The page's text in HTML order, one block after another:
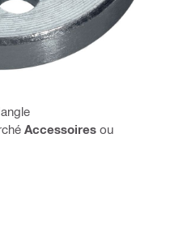
Accessoires ou